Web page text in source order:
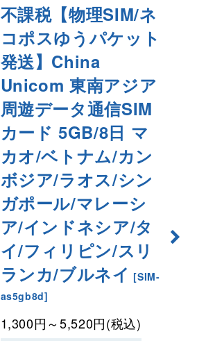
不課税【物理SIM/ネ
コポスゆうパケット
発送】China
Unicom 東南アジア
周遊データ通信SIM
カード5GB/8日 マ
カオ/ベトナム/カン
ボジア/ラオス/シン
ガポール/マレーシ
ア/インドネシア/タ
イ/フィリピン/スリ
ランカ/ブルネイ [SIM-
as5gb8d]
1,300円～5,520円(税込)